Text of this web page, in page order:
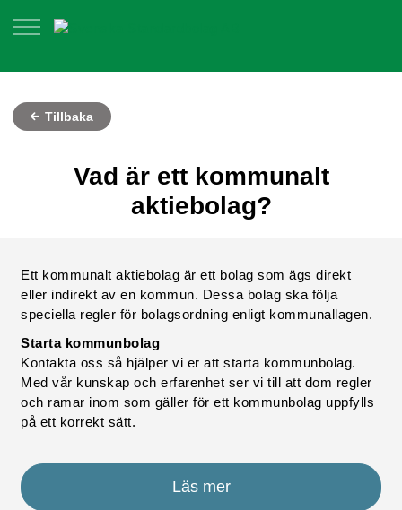
Tillbaka
Vad är ett kommunalt
aktiebolag?
Ett kommunalt aktiebolag är ett bolag som ägs direkt
eller indirekt av en kommun. Dessa bolag ska följa
speciella regler för bolagsordning enligt kommunallagen.
Starta kommunbolag
Kontakta oss så hjälper vi er att starta kommunbolag.
Med vår kunskap och erfarenhet ser vi till att dom regler
och ramar inom som gäller för ett kommunbolag uppfylls
på ett korrekt sätt.
Läs mer